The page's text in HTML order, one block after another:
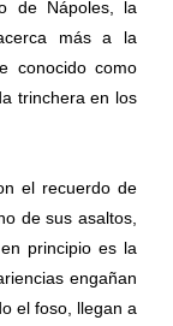
de Nápoles, la
más a la
conocido como
trinchera en los
el recuerdo de
de sus asaltos,
principio es la
engañan
el foso, llegan a